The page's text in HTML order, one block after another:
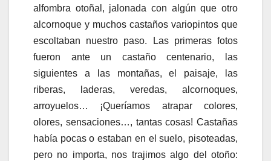
alfombra otoñal, jalonada con algún que otro
alcornoque y muchos castaños variopintos que
escoltaban nuestro paso. Las primeras fotos
fueron ante un castaño centenario, las
siguientes a las montañas, el paisaje, las
riberas, laderas, veredas, alcornoques,
arroyuelos… ¡Queríamos atrapar colores,
olores, sensaciones…, tantas cosas! Castañas
había pocas o estaban en el suelo, pisoteadas,
pero no importa, nos trajimos algo del otoño: